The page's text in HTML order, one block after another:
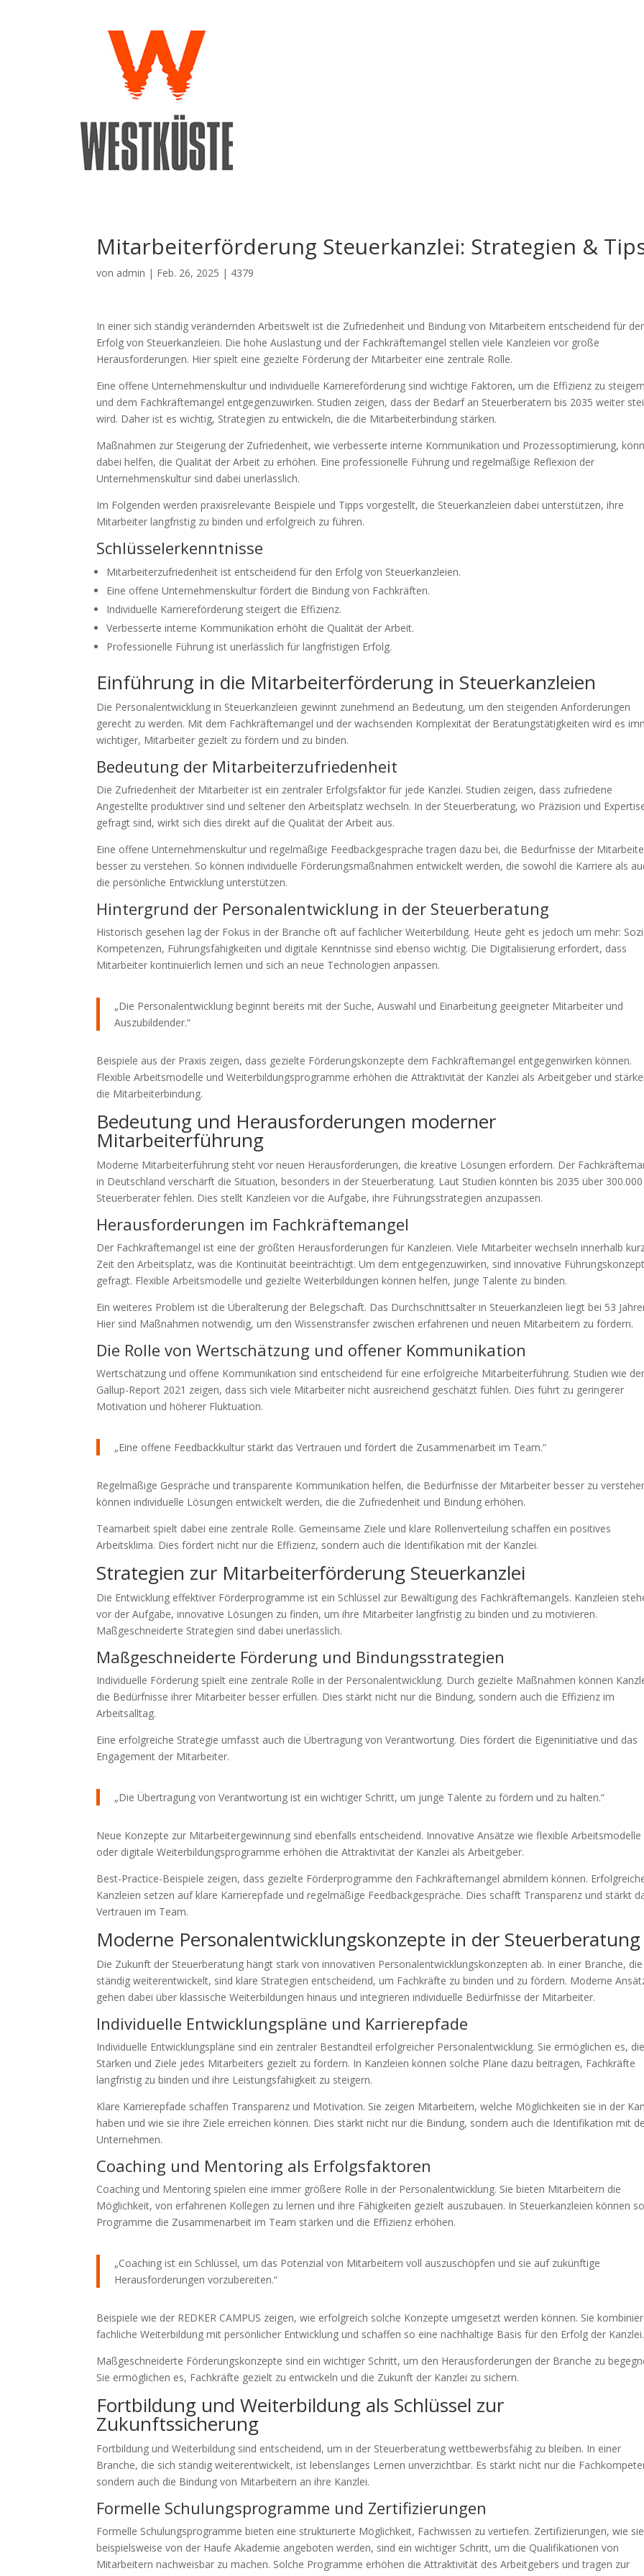
Mitarbeiterförderung Steuerkanzlei: Strategien &
von admin | Feb. 26, 2025 | 4379
In einer sich ständig verändernden Arbeitswelt ist die Zufriedenheit und Bindung von Mitarbeitern entscheidend für
Erfolg von Steuerkanzleien. Die hohe Auslastung und der Fachkräftemangel stellen viele Kanzleien vor große
Herausforderungen. Hier spielt eine gezielte Förderung der Mitarbeiter eine zentrale Rolle.
Eine offene Unternehmenskultur und individuelle Karriereförderung sind wichtige Faktoren, um die Effizienz zu steigern
und dem Fachkräftemangel entgegenzuwirken. Studien zeigen, dass der Bedarf an Steuerberatern bis 2035 weiter
wird. Daher ist es wichtig, Strategien zu entwickeln, die die Mitarbeiterbindung stärken.
Maßnahmen zur Steigerung der Zufriedenheit, wie verbesserte interne Kommunikation und Prozessoptimierung,
dabei helfen, die Qualität der Arbeit zu erhöhen. Eine professionelle Führung und regelmäßige Reflexion der
Unternehmenskultur sind dabei unerlässlich.
Im Folgenden werden praxisrelevante Beispiele und Tipps vorgestellt, die Steuerkanzleien dabei unterstützen, ihre
Mitarbeiter langfristig zu binden und erfolgreich zu führen.
Schlüsselerkenntnisse
Mitarbeiterzufriedenheit ist entscheidend für den Erfolg von Steuerkanzleien.
Eine offene Unternehmenskultur fördert die Bindung von Fachkräften.
Individuelle Karriereförderung steigert die Effizienz.
Verbesserte interne Kommunikation erhöht die Qualität der Arbeit.
Professionelle Führung ist unerlässlich für langfristigen Erfolg.
Einführung in die Mitarbeiterförderung in Steuerkanzleien
Die Personalentwicklung in Steuerkanzleien gewinnt zunehmend an Bedeutung, um den steigenden Anforderungen
gerecht zu werden. Mit dem Fachkräftemangel und der wachsenden Komplexität der Beratungstätigkeiten wird es
wichtiger, Mitarbeiter gezielt zu fördern und zu binden.
Bedeutung der Mitarbeiterzufriedenheit
Die Zufriedenheit der Mitarbeiter ist ein zentraler Erfolgsfaktor für jede Kanzlei. Studien zeigen, dass zufriedene
Angestellte produktiver sind und seltener den Arbeitsplatz wechseln. In der Steuerberatung, wo Präzision und
gefragt sind, wirkt sich dies direkt auf die Qualität der Arbeit aus.
Eine offene Unternehmenskultur und regelmäßige Feedbackgespräche tragen dazu bei, die Bedürfnisse der
besser zu verstehen. So können individuelle Förderungsmaßnahmen entwickelt werden, die sowohl die Karriere als
die persönliche Entwicklung unterstützen.
Hintergrund der Personalentwicklung in der Steuerberatung
Historisch gesehen lag der Fokus in der Branche oft auf fachlicher Weiterbildung. Heute geht es jedoch um mehr:
Kompetenzen, Führungsfähigkeiten und digitale Kenntnisse sind ebenso wichtig. Die Digitalisierung erfordert, dass
Mitarbeiter kontinuierlich lernen und sich an neue Technologien anpassen.
„Die Personalentwicklung beginnt bereits mit der Suche, Auswahl und Einarbeitung geeigneter Mitarbeiter und
Auszubildender.“
Beispiele aus der Praxis zeigen, dass gezielte Förderungskonzepte dem Fachkräftemangel entgegenwirken können.
Flexible Arbeitsmodelle und Weiterbildungsprogramme erhöhen die Attraktivität der Kanzlei als Arbeitgeber und
die Mitarbeiterbindung.
Bedeutung und Herausforderungen moderner
Mitarbeiterführung
Moderne Mitarbeiterführung steht vor neuen Herausforderungen, die kreative Lösungen erfordern. Der
in Deutschland verschärft die Situation, besonders in der Steuerberatung. Laut Studien könnten bis 2035 über 300.000
Steuerberater fehlen. Dies stellt Kanzleien vor die Aufgabe, ihre Führungsstrategien anzupassen.
Herausforderungen im Fachkräftemangel
Der Fachkräftemangel ist eine der größten Herausforderungen für Kanzleien. Viele Mitarbeiter wechseln innerhalb
Zeit den Arbeitsplatz, was die Kontinuität beeinträchtigt. Um dem entgegenzuwirken, sind innovative
gefragt. Flexible Arbeitsmodelle und gezielte Weiterbildungen können helfen, junge Talente zu binden.
Ein weiteres Problem ist die Überalterung der Belegschaft. Das Durchschnittsalter in Steuerkanzleien liegt bei 53
Hier sind Maßnahmen notwendig, um den Wissenstransfer zwischen erfahrenen und neuen Mitarbeitern zu fördern.
Die Rolle von Wertschätzung und offener Kommunikation
Wertschätzung und offene Kommunikation sind entscheidend für eine erfolgreiche Mitarbeiterführung. Studien wie der
Gallup-Report 2021 zeigen, dass sich viele Mitarbeiter nicht ausreichend geschätzt fühlen. Dies führt zu geringerer
Motivation und höherer Fluktuation.
„Eine offene Feedbackkultur stärkt das Vertrauen und fördert die Zusammenarbeit im Team.“
Regelmäßige Gespräche und transparente Kommunikation helfen, die Bedürfnisse der Mitarbeiter besser zu
können individuelle Lösungen entwickelt werden, die die Zufriedenheit und Bindung erhöhen.
Teamarbeit spielt dabei eine zentrale Rolle. Gemeinsame Ziele und klare Rollenverteilung schaffen ein positives
Arbeitsklima. Dies fördert nicht nur die Effizienz, sondern auch die Identifikation mit der Kanzlei.
Strategien zur Mitarbeiterförderung Steuerkanzlei
Die Entwicklung effektiver Förderprogramme ist ein Schlüssel zur Bewältigung des Fachkräftemangels. Kanzleien
vor der Aufgabe, innovative Lösungen zu finden, um ihre Mitarbeiter langfristig zu binden und zu motivieren.
Maßgeschneiderte Strategien sind dabei unerlässlich.
Maßgeschneiderte Förderung und Bindungsstrategien
Individuelle Förderung spielt eine zentrale Rolle in der Personalentwicklung. Durch gezielte Maßnahmen können
die Bedürfnisse ihrer Mitarbeiter besser erfüllen. Dies stärkt nicht nur die Bindung, sondern auch die Effizienz im
Arbeitsalltag.
Eine erfolgreiche Strategie umfasst auch die Übertragung von Verantwortung. Dies fördert die Eigeninitiative und das
Engagement der Mitarbeiter.
„Die Übertragung von Verantwortung ist ein wichtiger Schritt, um junge Talente zu fördern und zu halten.“
Neue Konzepte zur Mitarbeitergewinnung sind ebenfalls entscheidend. Innovative Ansätze wie flexible Arbeitsmodelle
oder digitale Weiterbildungsprogramme erhöhen die Attraktivität der Kanzlei als Arbeitgeber.
Best-Practice-Beispiele zeigen, dass gezielte Förderprogramme den Fachkräftemangel abmildern können.
Kanzleien setzen auf klare Karrierepfade und regelmäßige Feedbackgespräche. Dies schafft Transparenz und stärkt
Vertrauen im Team.
Moderne Personalentwicklungskonzepte in der Steuerberatung
Die Zukunft der Steuerberatung hängt stark von innovativen Personalentwicklungskonzepten ab. In einer Branche, die
ständig weiterentwickelt, sind klare Strategien entscheidend, um Fachkräfte zu binden und zu fördern. Moderne
gehen dabei über klassische Weiterbildungen hinaus und integrieren individuelle Bedürfnisse der Mitarbeiter.
Individuelle Entwicklungspläne und Karrierepfade
Individuelle Entwicklungspläne sind ein zentraler Bestandteil erfolgreicher Personalentwicklung. Sie ermöglichen es, die
Stärken und Ziele jedes Mitarbeiters gezielt zu fördern. In Kanzleien können solche Pläne dazu beitragen, Fachkräfte
langfristig zu binden und ihre Leistungsfähigkeit zu steigern.
Klare Karrierepfade schaffen Transparenz und Motivation. Sie zeigen Mitarbeitern, welche Möglichkeiten sie in der
haben und wie sie ihre Ziele erreichen können. Dies stärkt nicht nur die Bindung, sondern auch die Identifikation mit
Unternehmen.
Coaching und Mentoring als Erfolgsfaktoren
Coaching und Mentoring spielen eine immer größere Rolle in der Personalentwicklung. Sie bieten Mitarbeitern die
Möglichkeit, von erfahrenen Kollegen zu lernen und ihre Fähigkeiten gezielt auszubauen. In Steuerkanzleien können
Programme die Zusammenarbeit im Team stärken und die Effizienz erhöhen.
„Coaching ist ein Schlüssel, um das Potenzial von Mitarbeitern voll auszuschöpfen und sie auf zukünftige
Herausforderungen vorzubereiten.“
Beispiele wie der REDKER CAMPUS zeigen, wie erfolgreich solche Konzepte umgesetzt werden können. Sie
fachliche Weiterbildung mit persönlicher Entwicklung und schaffen so eine nachhaltige Basis für den Erfolg der Kanzlei.
Maßgeschneiderte Förderungskonzepte sind ein wichtiger Schritt, um den Herausforderungen der Branche zu
Sie ermöglichen es, Fachkräfte gezielt zu entwickeln und die Zukunft der Kanzlei zu sichern.
Fortbildung und Weiterbildung als Schlüssel zur
Zukunftssicherung
Fortbildung und Weiterbildung sind entscheidend, um in der Steuerberatung wettbewerbsfähig zu bleiben. In einer
Branche, die sich ständig weiterentwickelt, ist lebenslanges Lernen unverzichtbar. Es stärkt nicht nur die
sondern auch die Bindung von Mitarbeitern an ihre Kanzlei.
Formelle Schulungsprogramme und Zertifizierungen
Formelle Schulungsprogramme bieten eine strukturierte Möglichkeit, Fachwissen zu vertiefen. Zertifizierungen, wie sie
beispielsweise von der Haufe Akademie angeboten werden, sind ein wichtiger Schritt, um die Qualifikationen von
Mitarbeitern nachweisbar zu machen. Solche Programme erhöhen die Attraktivität des Arbeitgebers und tragen zur